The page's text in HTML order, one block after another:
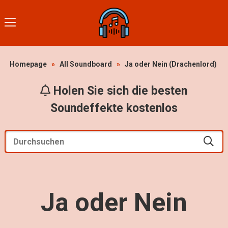
Homepage » All Soundboard » Ja oder Nein (Drachenlord)
Holen Sie sich die besten
Soundeffekte kostenlos
Ja oder Nein